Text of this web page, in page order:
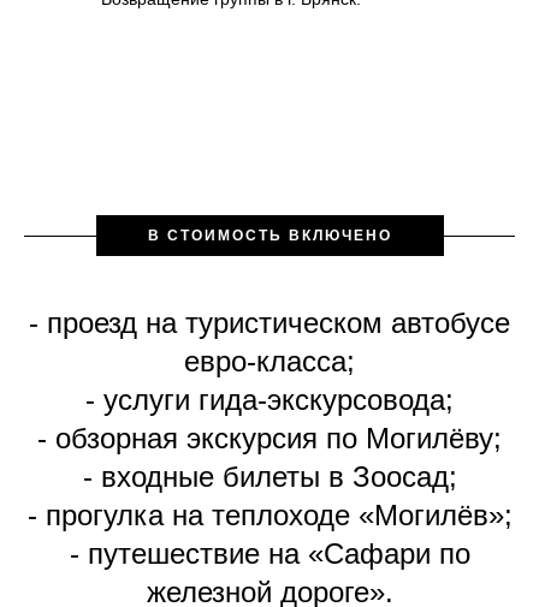
В СТОИМОСТЬ ВКЛЮЧЕНО
- проезд на туристическом автобусе
евро-класса;
- услуги гида-экскурсовода;
- обзорная экскурсия по Могилёву;
- входные билеты в Зоосад;
- прогулка на теплоходе «Могилёв»;
- путешествие на «Сафари по
железной дороге».